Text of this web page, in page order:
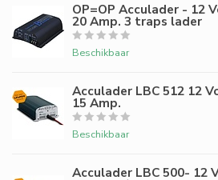
OP=OP Acculader - 12
20 Amp. 3 traps lader
Beschikbaar
Acculader LBC 512 12
15 Amp.
Beschikbaar
Acculader LBC 500- 12